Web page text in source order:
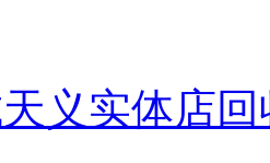
义实体店